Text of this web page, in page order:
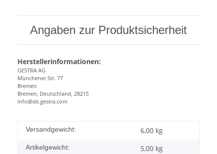
Angaben zur Produktsicherheit
Herstellerinformationen:
GESTRA AG
Münchener Str. 77
Bremen
Bremen, Deutschland, 28215
info@de.gestra.com
Versandgewicht: 6,00 kg
Artikelgewicht: 5,00 kg